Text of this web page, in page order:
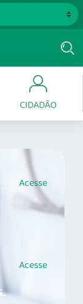
CIDADÃO
Acesse
Acesse